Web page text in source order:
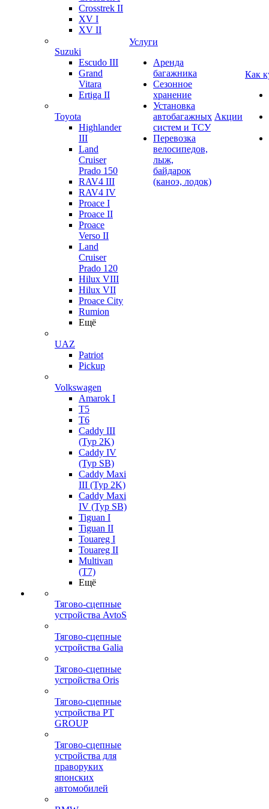
Crosstrek II
XV I
XV II
Suzuki
Escudo III
Grand
Vitara
Ertiga II
Toyota
Highlander
III
Land
Cruiser
Prado 150
RAV4 III
RAV4 IV
Proace I
Proace II
Proace
Verso II
Land
Cruiser
Prado 120
Hilux VIII
Hilux VII
Proace City
Rumion
Ещё
UAZ
Patriot
Pickup
Volkswagen
Amarok I
T5
T6
Caddy III
(Typ 2K)
Caddy IV
(Typ SB)
Caddy Maxi
III (Typ 2K)
Caddy Maxi
IV (Typ SB)
Tiguan I
Tiguan II
Touareg I
Touareg II
Multivan
(T7)
Ещё
Тягово-сцепные
устройства AvtoS
Тягово-сцепные
устройства Galia
Тягово-сцепные
устройства Oris
Тягово-сцепные
устройства PT
GROUP
Тягово-сцепные
устройства для
праворуких
японских
автомобилей
Услуги
Аренда
багажника
Сезонное
хранение
Установка
автобагажных
систем и ТСУ
Перевозка
велосипедов,
лыж,
байдарок
(каноэ, лодок)
Акции
Как